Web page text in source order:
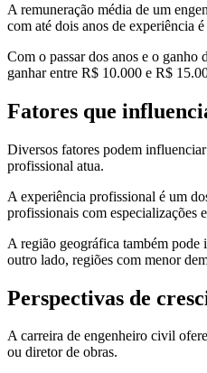
A remuneração média de um
com até dois anos de experiência
Com o passar dos anos e o
ganhar entre R$ 10.000 e R$
Fatores que
Diversos fatores podem
profissional atua.
A experiência profissional é um
profissionais com especializações
A região geográfica também pode
outro lado, regiões com menor
Perspectivas de
A carreira de engenheiro civil
ou diretor de obras.